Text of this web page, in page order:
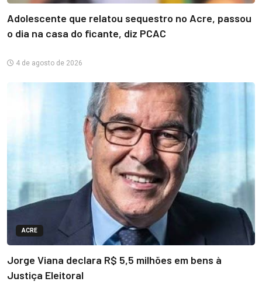
Adolescente que relatou sequestro no Acre, passou
o dia na casa do ficante, diz PCAC
4 de agosto de 2026
ACRE
Jorge Viana declara R$ 5,5 milhões em bens à
Justiça Eleitoral